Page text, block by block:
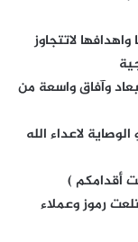
لاتتجاوز
ابعاد وآفاق واسعة من
لاعداء الله
أقدامكم )
اجتثت واقتلعت رموز وعملاء